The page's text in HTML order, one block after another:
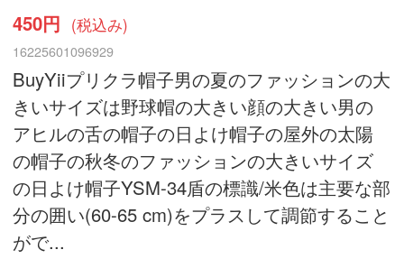
450円 (税込み)
16225601096929
BuyYiiプリクラ帽子男の夏のファッションの大
きいサイズは野球帽の大きい顔の大きい男の
アヒルの舌の帽子の日よけ帽子の屋外の太陽
の帽子の秋冬のファッションの大きいサイズ
の日よけ帽子YSM-34盾の標識/米色は主要な部
分の囲い(60-65 cm)をプラスして調節すること
がで...